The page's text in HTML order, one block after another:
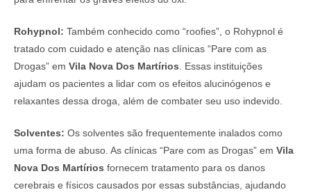
Rohypnol: Também conhecido como “roofies”, o Rohypnol é
tratado com cuidado e atenção nas clínicas “Pare com as
Drogas” em Vila Nova Dos Martírios . Essas instituições
ajudam os pacientes a lidar com os efeitos alucinógenos e
relaxantes dessa droga, além de combater seu uso indevido.
Solventes: Os solventes são frequentemente inalados como
uma forma de abuso. As clínicas “Pare com as Drogas” em Vila
Nova Dos Martírios fornecem tratamento para os danos
cerebrais e físicos causados por essas substâncias, ajudando